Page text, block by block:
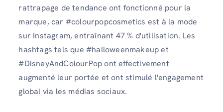
rattrapage de tendance ont fonctionné pour la
marque, car #colourpopcosmetics est à la mode
sur Instagram, entraînant 47 % d'utilisation. Les
hashtags tels que #halloweenmakeup et
#DisneyAndColourPop ont effectivement
augmenté leur portée et ont stimulé l'engagement
global via les médias sociaux.